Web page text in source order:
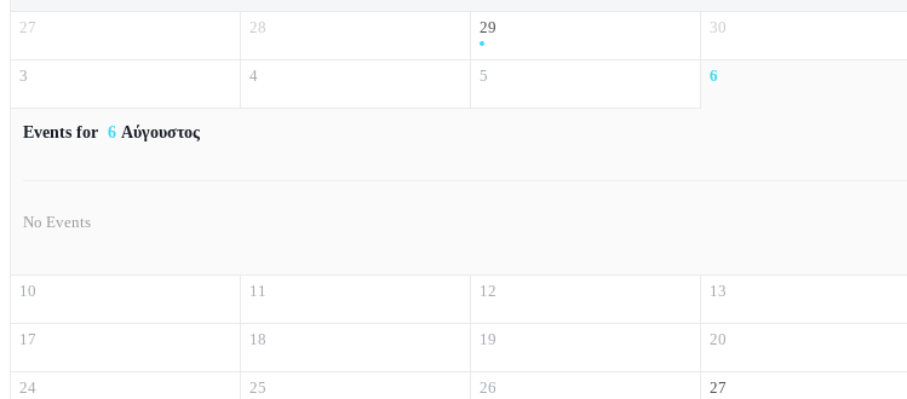
27 28 29 30
3 4 5 6
Events for 6 Αύγουστος
No Events
10 11 12 13
17 18 19 20
24 25 26 27